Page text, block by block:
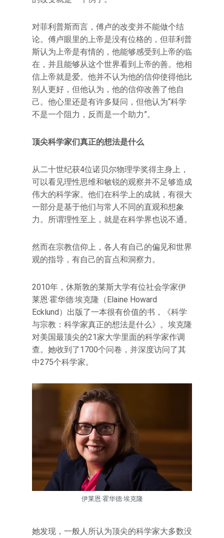
对菲利普斯而言，傅卢的改变并不能做个结
论。傅卢眼里的上帝是没有位格的，但菲利普
斯认为上帝是有情的，他能够感受到上帝的临
在，并且能够从这个世界看到上帝的善。他相
信上帝就是爱。他并不认为他的信仰使得他比
别人更好，但他认为，他的信仰改善了他自
己。他心里还是有许多疑问，但他认为“科学
不是一个阻力，反而是一个助力”。
顶尖科学家们真正的想法是什么
从二十世纪获4位诺贝尔物理学奖得主身上，
可以看见理性思维和敏锐的观察并不足够造成
伟大的科学家。他们在科学上的成就，有很大
一部分是基于他们与常人不同的直观和想象
力。所谓理性至上，就是在科学界也说不通。
然而在宗教信仰上，各人有自己的偏见和世界
观的指导，有自己的盲点和洞察力。
2010年，休斯敦的莱斯大学有位社会学家伊
莱恩·霍华德·埃克隆（Elaine Howard
Ecklund）出版了一本很有价值的书，《科学
与宗教：科学家真正的想法是什么》。埃克隆
对美国最顶尖的21家大学里面的科学家作调
查。她收到了1700个问卷，并深度访问了其
中275个科学家。
伊莱恩·霍华德·埃克隆
她发现，一般人所认为顶尖的科学家大多数没